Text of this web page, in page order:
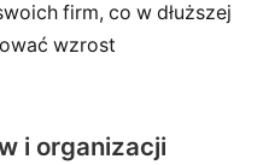
firm, co w dłuższej
wzrost
i organizacji